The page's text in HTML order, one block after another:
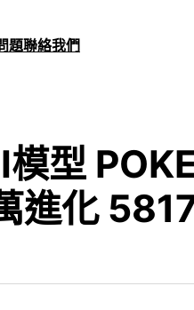
題聯絡我們
型
進化